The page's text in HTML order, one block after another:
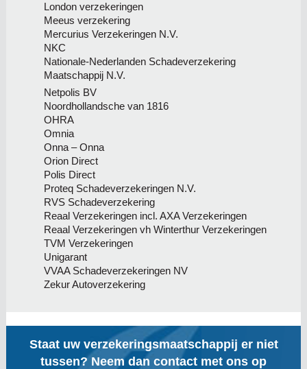
London verzekeringen
Meeus verzekering
Mercurius Verzekeringen N.V.
NKC
Nationale-Nederlanden Schadeverzekering
Maatschappij N.V.
Netpolis BV
Noordhollandsche van 1816
OHRA
Omnia
Onna – Onna
Orion Direct
Polis Direct
Proteq Schadeverzekeringen N.V.
RVS Schadeverzekering
Reaal Verzekeringen incl. AXA Verzekeringen
Reaal Verzekeringen vh Winterthur Verzekeringen
TVM Verzekeringen
Unigarant
VVAA Schadeverzekeringen NV
Zekur Autoverzekering
Staat uw verzekeringsmaatschappij er niet
tussen? Neem dan contact met ons op